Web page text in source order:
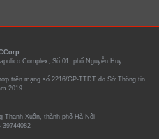
Complex, Số 01, phố Nguyễn Huy
trên mạng số 2216/GP-TTĐT do Sở Thông tin
2019.
Xuân, thành phố Hà Nội
39744082